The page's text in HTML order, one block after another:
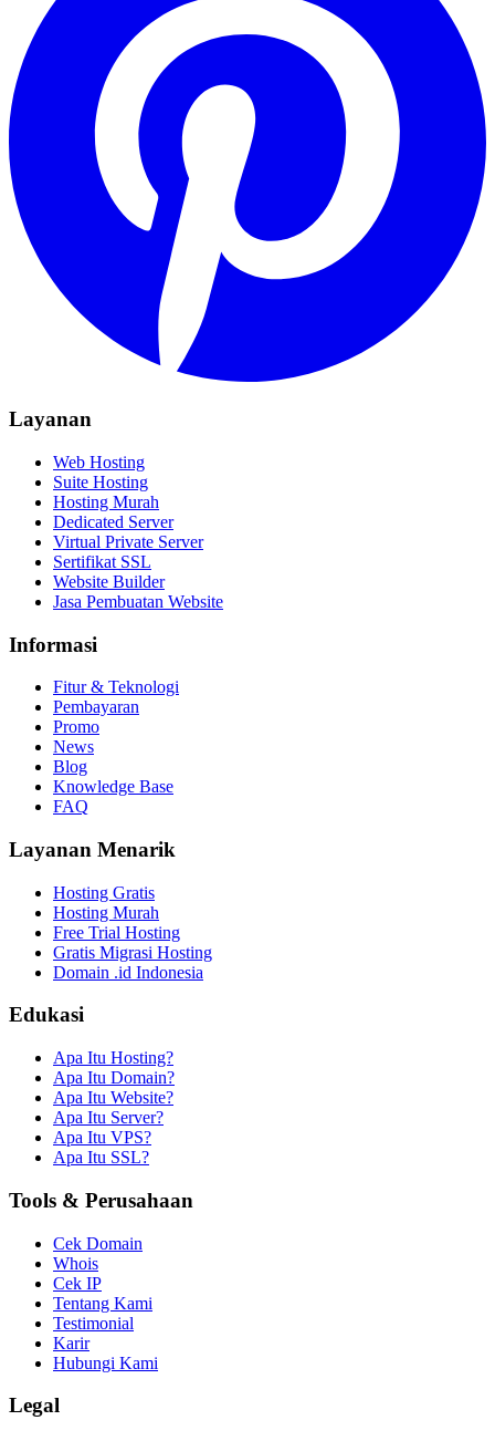
Layanan
Web Hosting
Suite Hosting
Hosting Murah
Dedicated Server
Virtual Private Server
Sertifikat SSL
Website Builder
Jasa Pembuatan Website
Informasi
Fitur & Teknologi
Pembayaran
Promo
News
Blog
Knowledge Base
FAQ
Layanan Menarik
Hosting Gratis
Hosting Murah
Free Trial Hosting
Gratis Migrasi Hosting
Domain .id Indonesia
Edukasi
Apa Itu Hosting?
Apa Itu Domain?
Apa Itu Website?
Apa Itu Server?
Apa Itu VPS?
Apa Itu SSL?
Tools & Perusahaan
Cek Domain
Whois
Cek IP
Tentang Kami
Testimonial
Karir
Hubungi Kami
Legal